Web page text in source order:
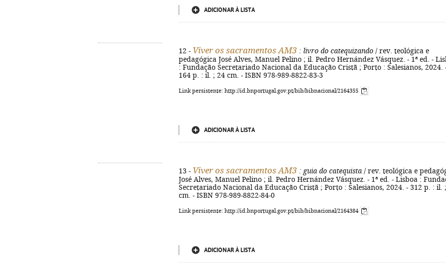
ADICIONAR À LISTA
12 - Viver os sacramentos AM3 : livro do catequizando / rev. teológica e
pedagógica José Alves, Manuel Pelino ; il. Pedro Hernández Vásquez. - 1ª ed. -
: Fundação Secretariado Nacional da Educação Cristã ; Porto : Salesianos, 2024.
164 p. : il. ; 24 cm. - ISBN 978-989-8822-83-3
Link persistente: http://id.bnportugal.gov.pt/bib/bibnacional/2164355
ADICIONAR À LISTA
13 - Viver os sacramentos AM3 : guia do catequista / rev. teológica e
José Alves, Manuel Pelino ; il. Pedro Hernández Vásquez. - 1ª ed. - Lisboa :
Secretariado Nacional da Educação Cristã ; Porto : Salesianos, 2024. - 312 p. : il.
cm. - ISBN 978-989-8822-84-0
Link persistente: http://id.bnportugal.gov.pt/bib/bibnacional/2164384
ADICIONAR À LISTA